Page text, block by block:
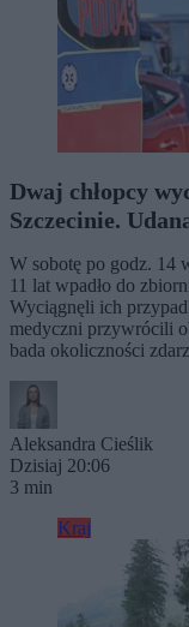
Dwaj chłopcy
Szczecinie.
W sobotę po godz. 14
11 lat wpadło do
Wyciągnęli ich
medyczni przywrócili
bada okoliczności
Aleksandra Cieślik
Dzisiaj 20:06
3 min
Kraj